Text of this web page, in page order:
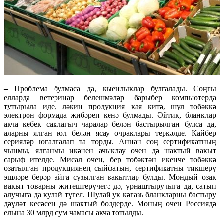
–Проблема булмаса да, кыенлыклар булгалады. Соңгы
елларда ветеринар белешмәләр барыбер компьютерда
тутырыла иде, ләкин продукция кая китә, шул төбәккә
электрон формада җибәреп кенә булмады. Әйтик, бланклар
акча кебек саклагыч чаралар белән бастырылган булса да,
аларны ялган юл белән ясау очраклары теркәлде. Кайбер
серияләр югалгалап та торды. Аннан соң сертификатның
чынмы, ялганмы икәнен ачыклау өчен дә шактый вакыт
сарыф ителде. Мисал өчен, бер төбәктән икенче төбәккә
озатылган продукциянең сыйфатын, сертификатны тикшерү
эшләре берәр айга сузылган вакытлар булды. Мондый озак
вакыт товарны җитештерүчегә дә, урнаштыручыга да, сатып
алучыга да кулай түгел. Шулай ук кәгазь бланкларны бастыру
дәүләт кесәсен дә шактый бөлдерде. Моның өчен Россиядә
елына 30 млрд сум чамасы акча тотылды.